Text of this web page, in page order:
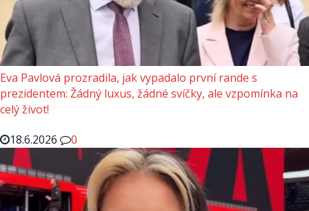
Eva Pavlová prozradila, jak vypadalo první rande s
prezidentem: Žádný luxus, žádné svíčky, ale vzpomínka na
celý život!
18.6.2026
0